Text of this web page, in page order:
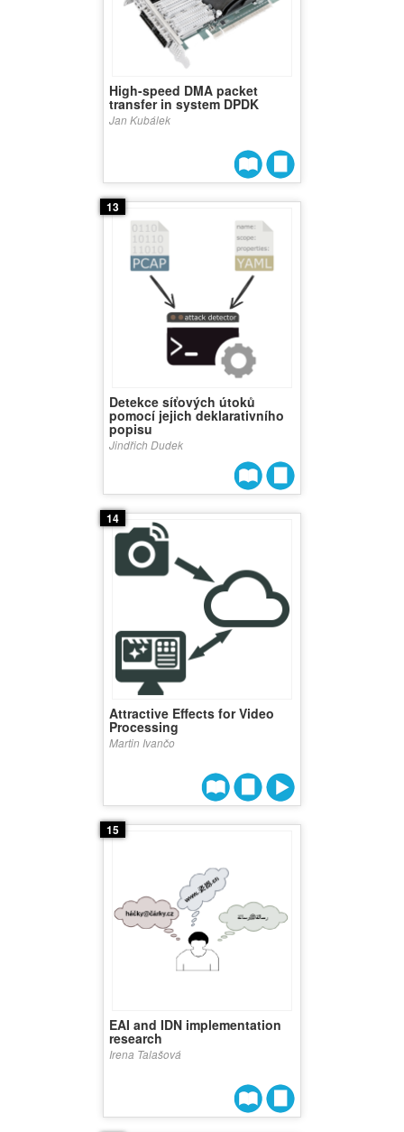
High-speed DMA packet
transfer in system DPDK
Jan Kubálek
13
Detekce síťových útoků
pomocí jejich deklarativního
popisu
Jindřich Dudek
14
Attractive Effects for Video
Processing
Martin Ivančo
15
EAI and IDN implementation
research
Irena Talašová